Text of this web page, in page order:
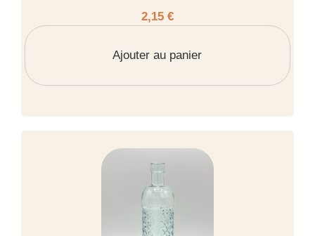
2,15 €
Ajouter au panier